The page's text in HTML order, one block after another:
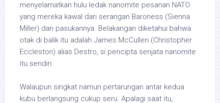
menyelamatkan hulu ledak nanomite pesanan NATO
yang mereka kawal dari serangan Baroness (Sienna
Miller) dan pasukannya. Belakangan diketahui bahwa
otak di balik itu adalah James McCullen (Christopher
Eccleston) alias Destro, si pencipta senjata nanomite
itu sendiri.
Walaupun singkat namun pertarungan antar kedua
kubu berlangsung cukup seru. Apalagi saat itu,